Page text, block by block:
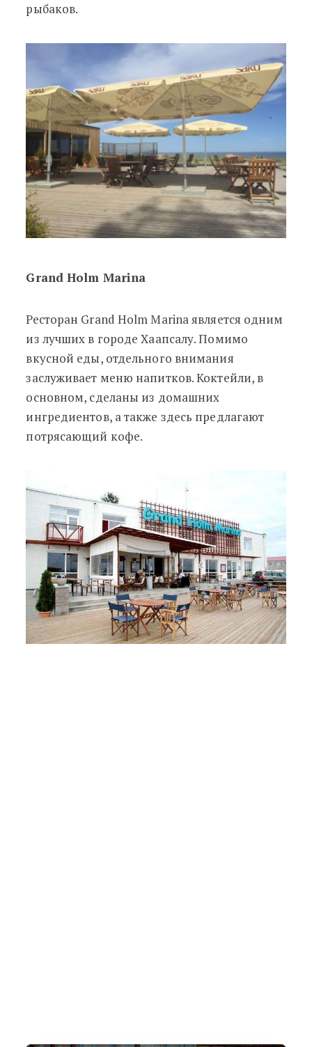
рыбаков.
Grand Holm Marina
Ресторан Grand Holm Marina является одним
из лучших в городе Хаапсалу. Помимо
вкусной еды, отдельного внимания
заслуживает меню напитков. Коктейли, в
основном, сделаны из домашних
ингредиентов, а также здесь предлагают
потрясающий кофе.